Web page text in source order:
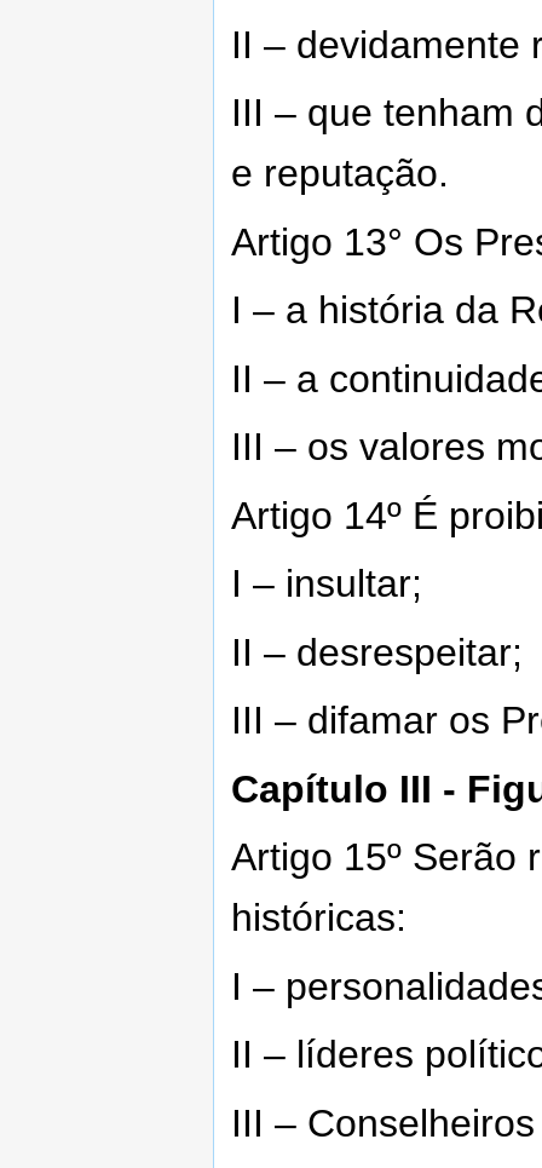
II – devidamente
III – que tenham
e reputação.
Artigo 13° Os
I – a história da
II – a
III – os valores
Artigo 14º É
I – insultar;
II – desrespeitar;
III – difamar os
Capítulo III -
Artigo 15º Serão
históricas:
I –
II – líderes
III –